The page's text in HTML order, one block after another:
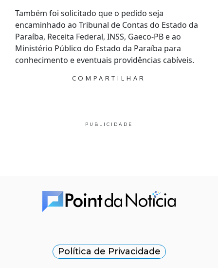
Também foi solicitado que o pedido seja
encaminhado ao Tribunal de Contas do Estado da
Paraíba, Receita Federal, INSS, Gaeco-PB e ao
Ministério Público do Estado da Paraíba para
conhecimento e eventuais providências cabíveis.
COMPARTILHAR
PUBLICIDADE
Política de Privacidade